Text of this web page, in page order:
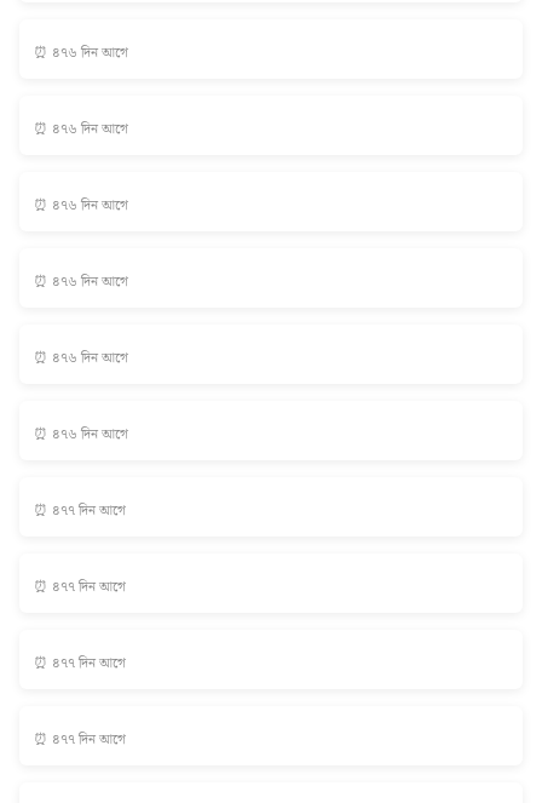
⏰ ৪৭৬ দিন আগে
⏰ ৪৭৬ দিন আগে
⏰ ৪৭৬ দিন আগে
⏰ ৪৭৬ দিন আগে
⏰ ৪৭৬ দিন আগে
⏰ ৪৭৬ দিন আগে
⏰ ৪৭৭ দিন আগে
⏰ ৪৭৭ দিন আগে
⏰ ৪৭৭ দিন আগে
⏰ ৪৭৭ দিন আগে